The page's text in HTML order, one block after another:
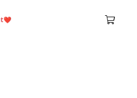
❤️